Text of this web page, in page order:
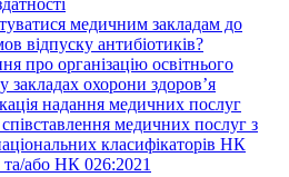
медичним закладам до
відпуску антибіотиків?
про організацію освітнього
закладах охорони здоров’я
надання медичних послуг
медичних послуг з
класифікаторів НК
та/або НК 026:2021